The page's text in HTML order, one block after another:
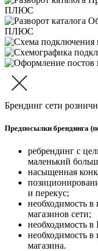
Брендинг сети
Предпосылки брендинга
ребрендинг с
маленький
насыщенная
и перекус;
необходимость в
магазинов сети;
необходимость в
необходимость
магазина.